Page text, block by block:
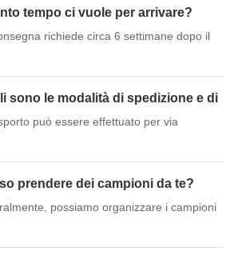
di gestione della qualità. Abbiamo
testato con procedure professionali prima
tempo ci vuole per arrivare?
richiede circa 6 settimane dopo il
sono le modalità di spedizione e di
può essere effettuato per via
aerea o espressa (UPS, DHL, TNT,
ecc.).Metodi di pagamento, tra cui TT,
prendere dei campioni da te?
possiamo organizzare i campioni
gratuitamente.